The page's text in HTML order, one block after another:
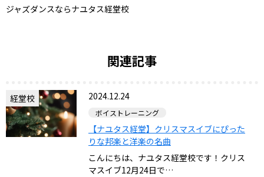
ジャズダンスならナユタス経堂校
関連記事
経堂校 2024.12.24
ボイストレーニング
【ナユタス経堂】クリスマスイブにぴった
りな邦楽と洋楽の名曲
こんにちは、ナユタス経堂校です！クリス
マスイブ12月24日で…